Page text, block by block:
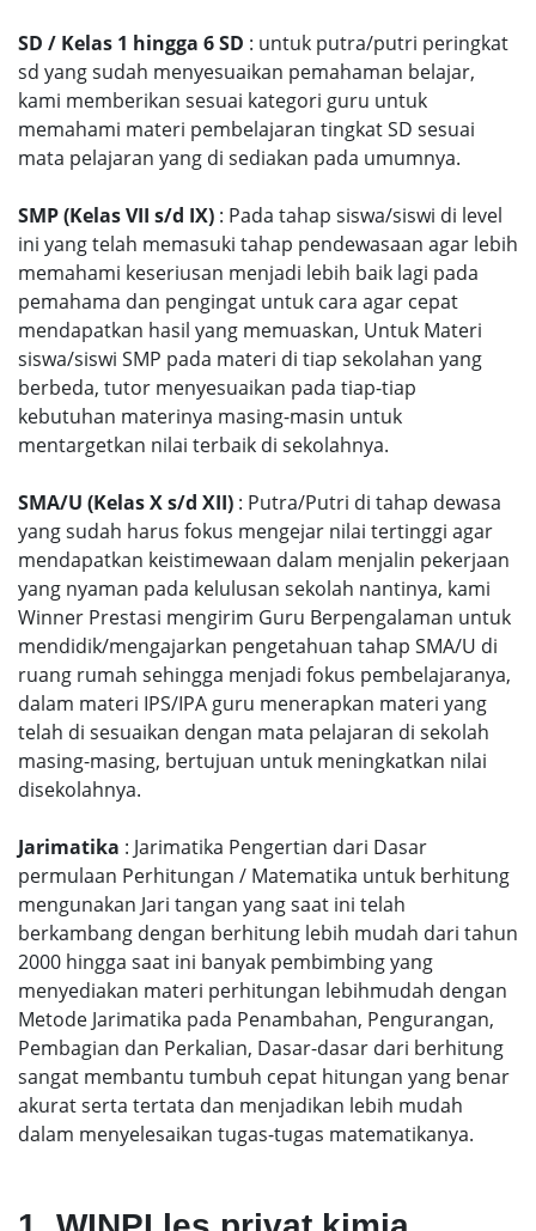
SD / Kelas 1 hingga 6 SD : untuk putra/putri peringkat
sd yang sudah menyesuaikan pemahaman belajar,
kami memberikan sesuai kategori guru untuk
memahami materi pembelajaran tingkat SD sesuai
mata pelajaran yang di sediakan pada umumnya.
SMP (Kelas VII s/d IX) : Pada tahap siswa/siswi di level
ini yang telah memasuki tahap pendewasaan agar lebih
memahami keseriusan menjadi lebih baik lagi pada
pemahama dan pengingat untuk cara agar cepat
mendapatkan hasil yang memuaskan, Untuk Materi
siswa/siswi SMP pada materi di tiap sekolahan yang
berbeda, tutor menyesuaikan pada tiap-tiap
kebutuhan materinya masing-masin untuk
mentargetkan nilai terbaik di sekolahnya.
SMA/U (Kelas X s/d XII) : Putra/Putri di tahap dewasa
yang sudah harus fokus mengejar nilai tertinggi agar
mendapatkan keistimewaan dalam menjalin pekerjaan
yang nyaman pada kelulusan sekolah nantinya, kami
Winner Prestasi mengirim Guru Berpengalaman untuk
mendidik/mengajarkan pengetahuan tahap SMA/U di
ruang rumah sehingga menjadi fokus pembelajaranya,
dalam materi IPS/IPA guru menerapkan materi yang
telah di sesuaikan dengan mata pelajaran di sekolah
masing-masing, bertujuan untuk meningkatkan nilai
disekolahnya.
Jarimatika : Jarimatika Pengertian dari Dasar
permulaan Perhitungan / Matematika untuk berhitung
mengunakan Jari tangan yang saat ini telah
berkambang dengan berhitung lebih mudah dari tahun
2000 hingga saat ini banyak pembimbing yang
menyediakan materi perhitungan lebihmudah dengan
Metode Jarimatika pada Penambahan, Pengurangan,
Pembagian dan Perkalian, Dasar-dasar dari berhitung
sangat membantu tumbuh cepat hitungan yang benar
akurat serta tertata dan menjadikan lebih mudah
dalam menyelesaikan tugas-tugas matematikanya.